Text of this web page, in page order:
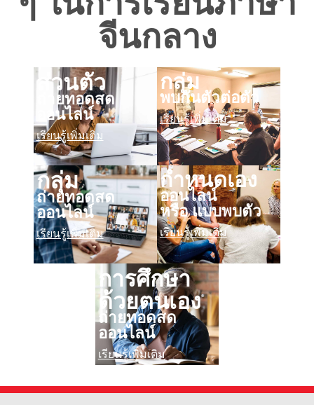
จีนกลาง
ส่วนตัว
ถ่ายทอดสด
ออนไลน์
เรียนรู้เพิ่มเติม
กลุ่ม
พบกันตัวต่อตัว
เรียนรู้เพิ่มเติม
กลุ่ม
ถ่ายทอดสด
ออนไลน์
เรียนรู้เพิ่มเติม
กำหนดเอง
ออนไลน์
หรือ แบบพบตัว
เรียนรู้เพิ่มเติม
การศึกษา
ด้วยตนเอง
ถ่ายทอดสด
ออนไลน์
เรียนรู้เพิ่มเติม